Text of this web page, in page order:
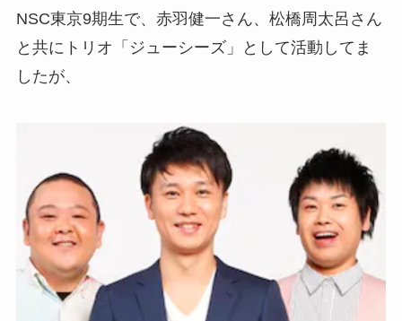
NSC東京9期生で、赤羽健一さん、松橋周太呂さん
と共にトリオ「ジューシーズ」として活動してま
したが、